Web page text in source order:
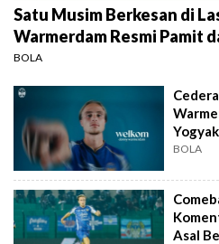
Satu Musim Berkesan di
Warmerdam Resmi Pamit
BOLA
BOLA
Asal